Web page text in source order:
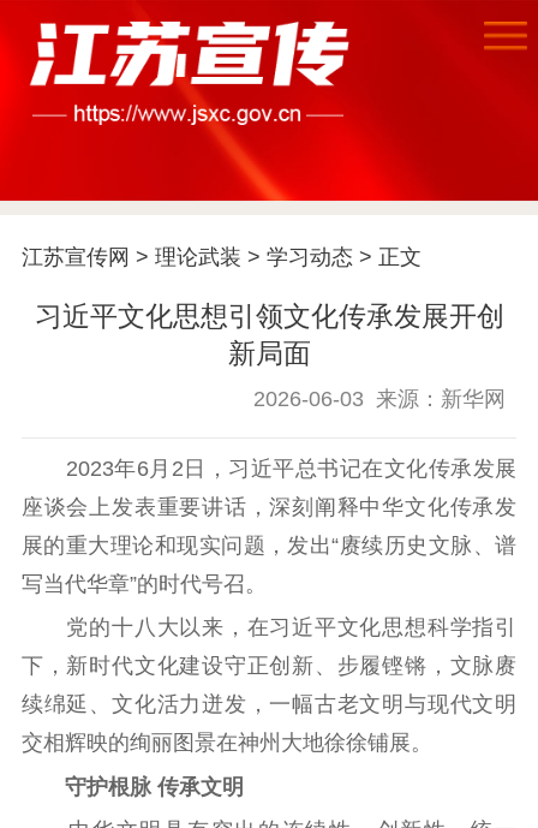
首页
江苏要闻
公示公告
通知公告 信息公开制度
信息公开指南
信息公开年度报
告
政策法规
工作动态
江苏宣传网 > 理论武装 > 学习动态 > 正文
习近平文化思想引领文化传承发展开创
新局面
2026-06-03 来源：新华网
2023年6月2日，习近平总书记在文化传承发展
座谈会上发表重要讲话，深刻阐释中华文化传承发
展的重大理论和现实问题，发出“赓续历史文脉、谱
写当代华章”的时代号召。
党的十八大以来，在习近平文化思想科学指引
下，新时代文化建设守正创新、步履铿锵，文脉赓
续绵延、文化活力迸发，一幅古老文明与现代文明
交相辉映的绚丽图景在神州大地徐徐铺展。
守护根脉 传承文明